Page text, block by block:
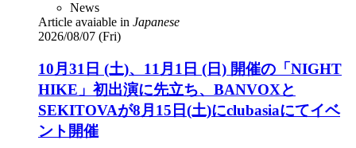
News
Article avaiable in Japanese
2026/08/07 (Fri)
10月31日 (土)、11月1日 (日) 開催の「NIGHT
HIKE」初出演に先立ち、BANVOXと
SEKITOVAが8月15日(土)にclubasiaにてイベ
ント開催